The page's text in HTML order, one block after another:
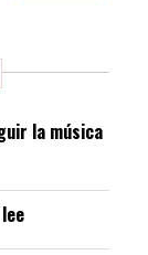
la música